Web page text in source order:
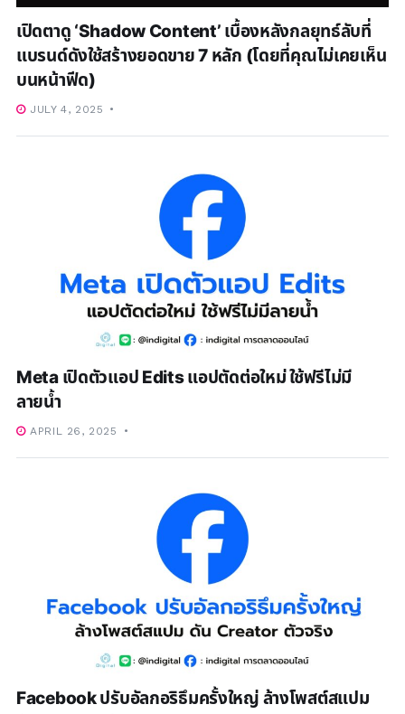
เปิดตาดู ‘Shadow Content’ เบื้องหลังกลยุทธ์ลับที่
แบรนด์ดังใช้สร้างยอดขาย 7 หลัก (โดยที่คุณไม่เคยเห็น
บนหน้าฟีด)
JULY 4, 2025
Meta เปิดตัวแอป Edits แอปตัดต่อใหม่ ใช้ฟรีไม่มี
ลายน้ำ
APRIL 26, 2025
Facebook ปรับอัลกอริธึมครั้งใหญ่ ล้างโพสต์สแปม